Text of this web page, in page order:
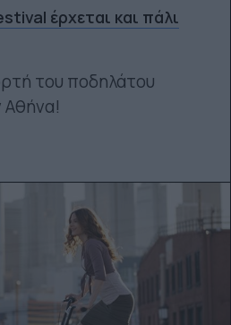
έρχεται και πάλι
του ποδηλάτου
Αθήνα!